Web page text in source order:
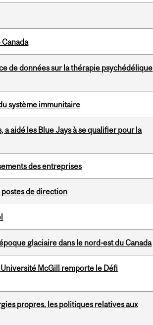
de données sur la thérapie psychédélique
système immunitaire
aidé les Blue Jays à se qualifier pour la
des entreprises
postes de direction
glaciaire dans le nord-est du Canada
McGill remporte le Défi
propres, les politiques relatives aux